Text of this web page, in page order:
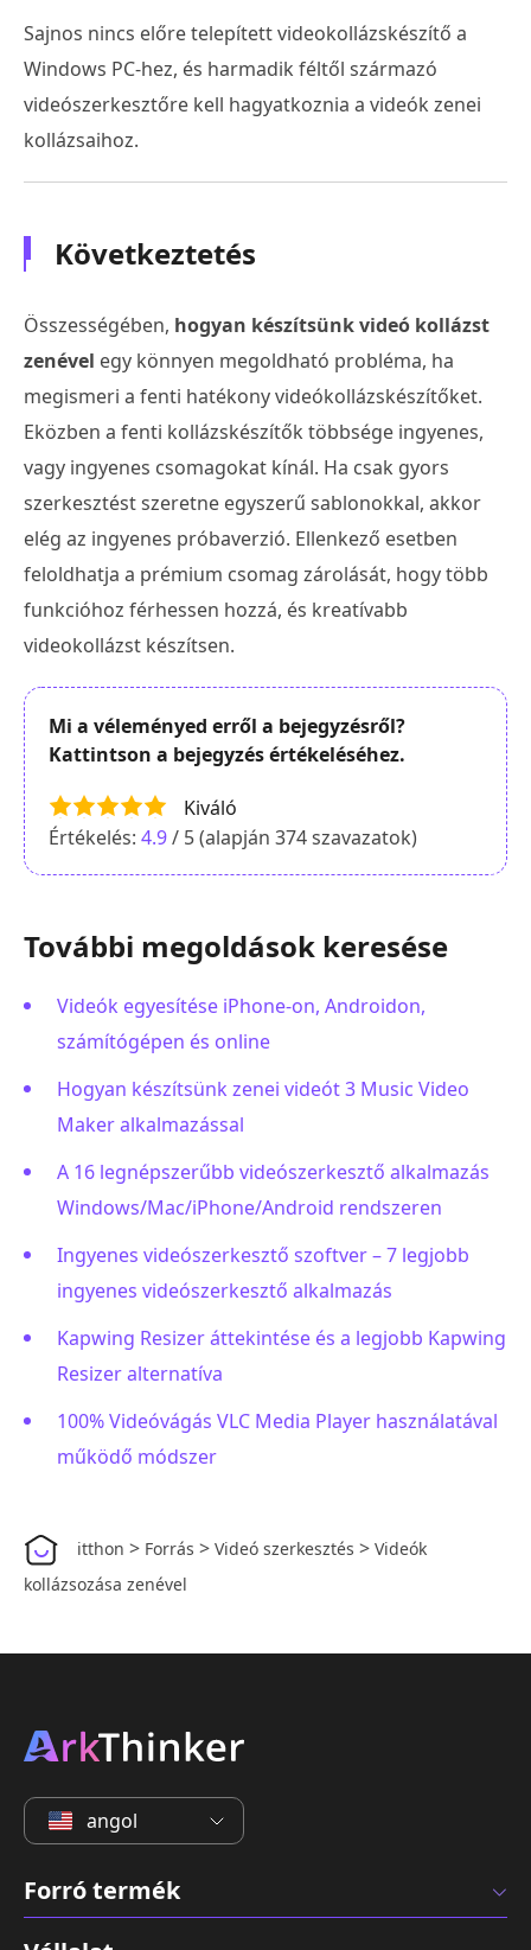
Sajnos nincs előre telepített videokollázskészítő a
Windows PC-hez, és harmadik féltől származó
videószerkesztőre kell hagyatkoznia a videók zenei
kollázsaihoz.
Következtetés
Összességében, hogyan készítsünk videó kollázst
zenével egy könnyen megoldható probléma, ha
megismeri a fenti hatékony videókollázskészítőket.
Eközben a fenti kollázskészítők többsége ingyenes,
vagy ingyenes csomagokat kínál. Ha csak gyors
szerkesztést szeretne egyszerű sablonokkal, akkor
elég az ingyenes próbaverzió. Ellenkező esetben
feloldhatja a prémium csomag zárolását, hogy több
funkcióhoz férhessen hozzá, és kreatívabb
videokollázst készítsen.
Mi a véleményed erről a bejegyzésről?
Kattintson a bejegyzés értékeléséhez.
Kiváló
Értékelés: 4.9/ 5 (alapján 374szavazatok)
További megoldások keresése
Videók egyesítése iPhone-on, Androidon,
számítógépen és online
Hogyan készítsünk zenei videót 3 Music Video
Maker alkalmazással
A 16 legnépszerűbb videószerkesztő alkalmazás
Windows/Mac/iPhone/Android rendszeren
Ingyenes videószerkesztő szoftver – 7 legjobb
ingyenes videószerkesztő alkalmazás
Kapwing Resizer áttekintése és a legjobb Kapwing
Resizer alternatíva
100% Videóvágás VLC Media Player használatával
működő módszer
itthon > Forrás > Videó szerkesztés > Videók
kollázsozása zenével
angol
Forró termék